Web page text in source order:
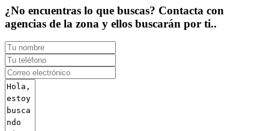
¿No encuentras lo que buscas? Contacta con
agencias de la zona y ellos buscarán por ti..